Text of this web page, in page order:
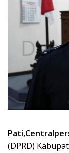
(DPRD)